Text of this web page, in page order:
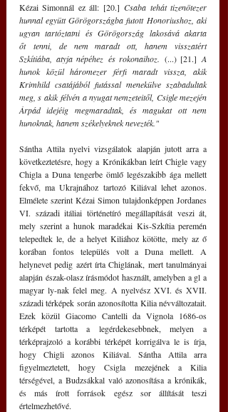
Kézai Simonnál ez áll: [20.] Csaba tehát tizenötezer
hunnal együtt Görögországba futott Honoriushoz, aki
ugyan tartóztatni és Görögország lakosává akarta
őt tenni, de nem maradt ott, hanem visszatért
Szkítiába, atyja népéhez és rokonaihoz. (...) [21.] A
hunok közül háromezer férfi maradt vissza, akik
Krimhild csatájából futással menekülve szabadultak
meg, s akik félvén a nyugat nemzeteitől, Csigle mezején
Árpád idejéig megmaradtak, és magukat ott nem
hunoknak, hanem székelyeknek nevezték."
Sántha Attila nyelvi vizsgálatok alapján jutott arra a
következtetésre, hogy a Krónikákban leírt Chigle vagy
Chigla a Duna tengerbe ömlő legészakibb ága mellett
fekvő, ma Ukrajnához tartozó Kiliával lehet azonos.
Elmélete szerint Kézai Simon tulajdonképpen Jordanes
VI. századi itáliai történetíró megállapítását veszi át,
mely szerint a hunok maradékai Kis-Szkítia peremén
telepedtek le, de a helyet Kiliához kötötte, mely az ő
korában fontos település volt a Duna mellett. A
helynevet pedig azért írta Chiglának, mert tanulmányai
alapján észak-olasz írásmódot használt, amelyben a gl a
magyar ly-nak felel meg. A nyelvész XVI. és XVII.
századi térképek során azonosította Kilia névváltozatait.
Ezek közül Giacomo Cantelli da Vignola 1686-os
térképét tartotta a legérdekesebbnek, melyen a
térképrajzoló a korábbi térképét korrigálva le is írja,
hogy Chigli azonos Kiliával. Sántha Attila arra
figyelmeztetett, hogy Csigla mezejének a Kilia
térségével, a Budzsákkal való azonosítása a krónikák,
és más írott források egész sor állítását teszi
értelmezhetővé.